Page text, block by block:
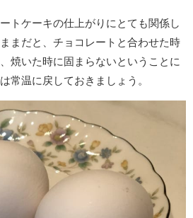
トケーキの仕上がりにとても関係し
まだと、チョコレートと合わせた時
焼いた時に固まらないということに
常温に戻しておきましょう。